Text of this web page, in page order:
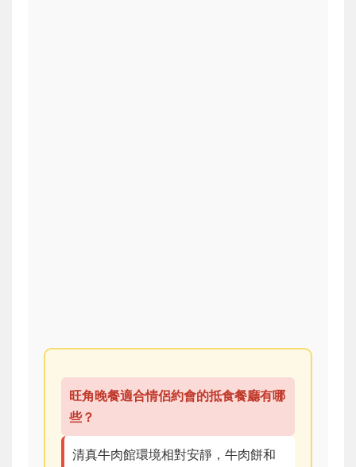
旺角晚餐適合情侶約會的抵食餐廳有哪
些？
清真牛肉館環境相對安靜，牛肉餅和